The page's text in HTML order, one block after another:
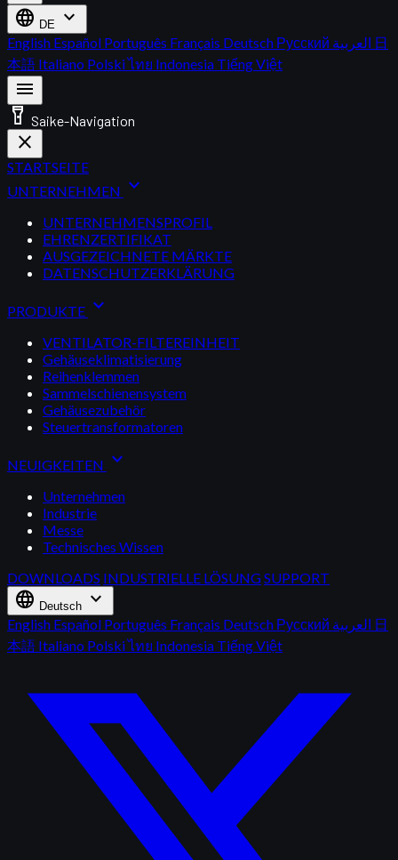
language DE expand_more
English Español Português Français Deutsch Русский
日
本語 Italiano Polskiไทย Indonesia Tiếng Việt
menu
flashlight_on Saike-Navigation
close
STARTSEITE
UNTERNEHMEN expand_more
UNTERNEHMENSPROFIL
EHRENZERTIFIKAT
AUSGEZEICHNETE MÄRKTE
DATENSCHUTZERKLÄRUNG
PRODUKTE expand_more
VENTILATOR-FILTEREINHEIT
Gehäuseklimatisierung
Reihenklemmen
Sammelschienensystem
Gehäusezubehör
Steuertransformatoren
NEUIGKEITEN expand_more
Unternehmen
Industrie
Messe
Technisches Wissen
DOWNLOADS INDUSTRIELLE LÖSUNGSUPPORT
language Deutsch expand_more
English Español Português Français Deutsch Русский
日
本語 Italiano Polskiไทย Indonesia Tiếng Việt